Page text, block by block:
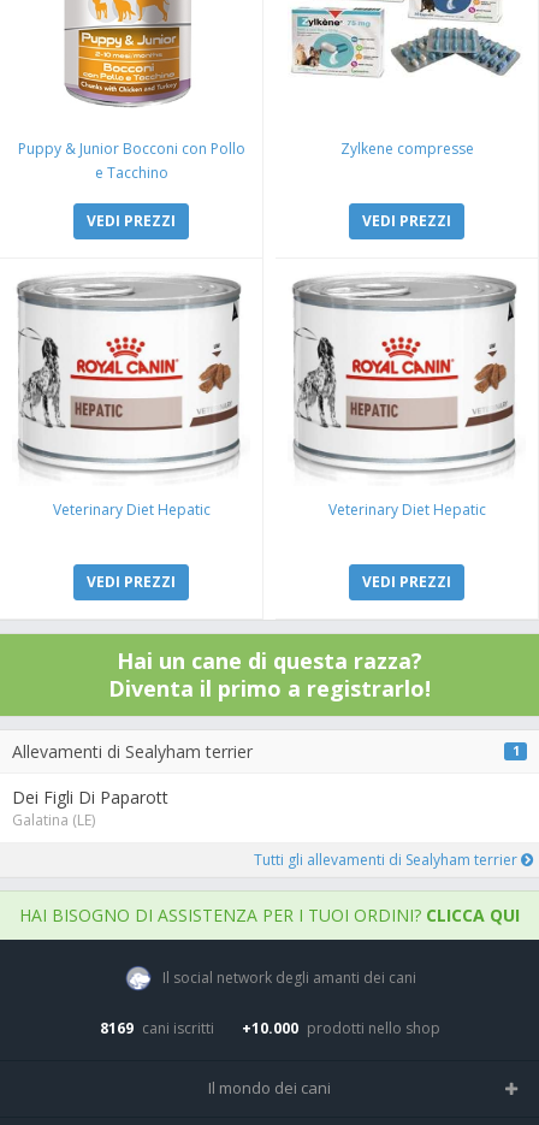
Puppy & Junior Bocconi con Pollo
e Tacchino
VEDI PREZZI
Zylkene compresse
VEDI PREZZI
Veterinary Diet Hepatic
VEDI PREZZI
Veterinary Diet Hepatic
VEDI PREZZI
Hai un cane di questa razza?
Diventa il primo a registrarlo!
Allevamenti di Sealyham terrier 1
Dei Figli Di Paparott
Galatina (LE)
Tutti gli allevamenti di Sealyham terrier
HAI BISOGNO DI ASSISTENZA PER I TUOI ORDINI? CLICCA QUI
Il social network degli amanti dei cani
8169 cani iscritti +10.000 prodotti nello shop
Il mondo dei cani